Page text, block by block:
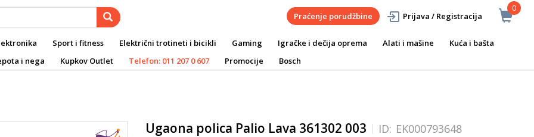
0
Praćenje porudžbine Prijava / Registracija
Sport i fitness Električni trotineti i bicikli Gaming Igračke i dečija oprema Alati i mašine
Kuća i bašta
i nega
Kupkov Outlet Telefon: 011 207 0 607 Promocije Bosch
Ugaona polica Palio Lava 361302 003 ID: EK000793648